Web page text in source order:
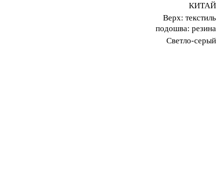
КИТАЙ
Верх: текстиль
подошва: резина
Светло-серый